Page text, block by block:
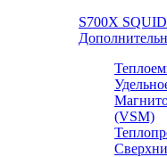
S700X
(VSM)